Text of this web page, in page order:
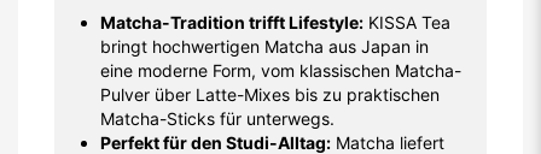
Matcha-Tradition trifft Lifestyle: KISSA Tea
bringt hochwertigen Matcha aus Japan in
eine moderne Form, vom klassischen Matcha-
Pulver über Latte-Mixes bis zu praktischen
Matcha-Sticks für unterwegs.
Perfekt für den Studi-Alltag: Matcha liefert